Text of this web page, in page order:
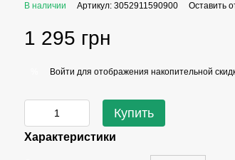
В наличии Артикул: 3052911590900 Оставить
1 295 грн
Войти для отображения накопительной
Купить
Характеристики